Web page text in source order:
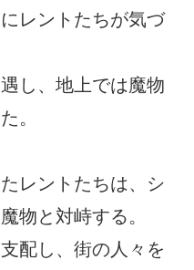
レントたちが気づ
し、地上では魔物
。
レントたちは、シ
物と対峙する。
配し、街の人々を